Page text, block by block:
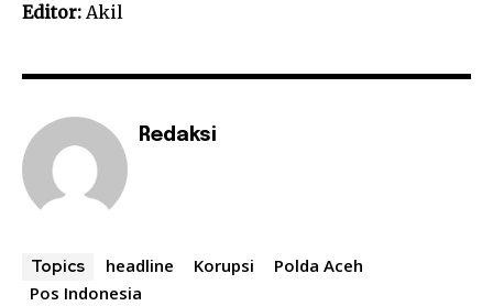
Editor: Akil
Redaksi
Topics headline Korupsi
Polda Aceh
Pos Indonesia